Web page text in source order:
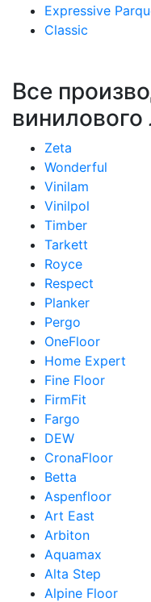
Expressive
Classic
Все
винилового
Zeta
Wonderful
Vinilam
Vinilpol
Timber
Tarkett
Royce
Respect
Planker
Pergo
OneFloor
Home Expert
Fine Floor
FirmFit
Fargo
DEW
CronaFloor
Betta
Aspenfloor
Art East
Arbiton
Aquamax
Alta Step
Alpine Floor